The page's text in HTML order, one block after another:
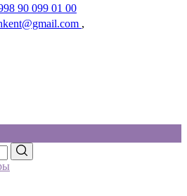
90 099 01 00
,